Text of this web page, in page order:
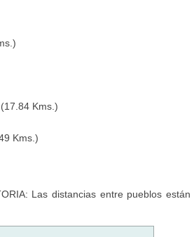
(17.84 Kms.)
Kms.)
Las distancias entre pueblos están